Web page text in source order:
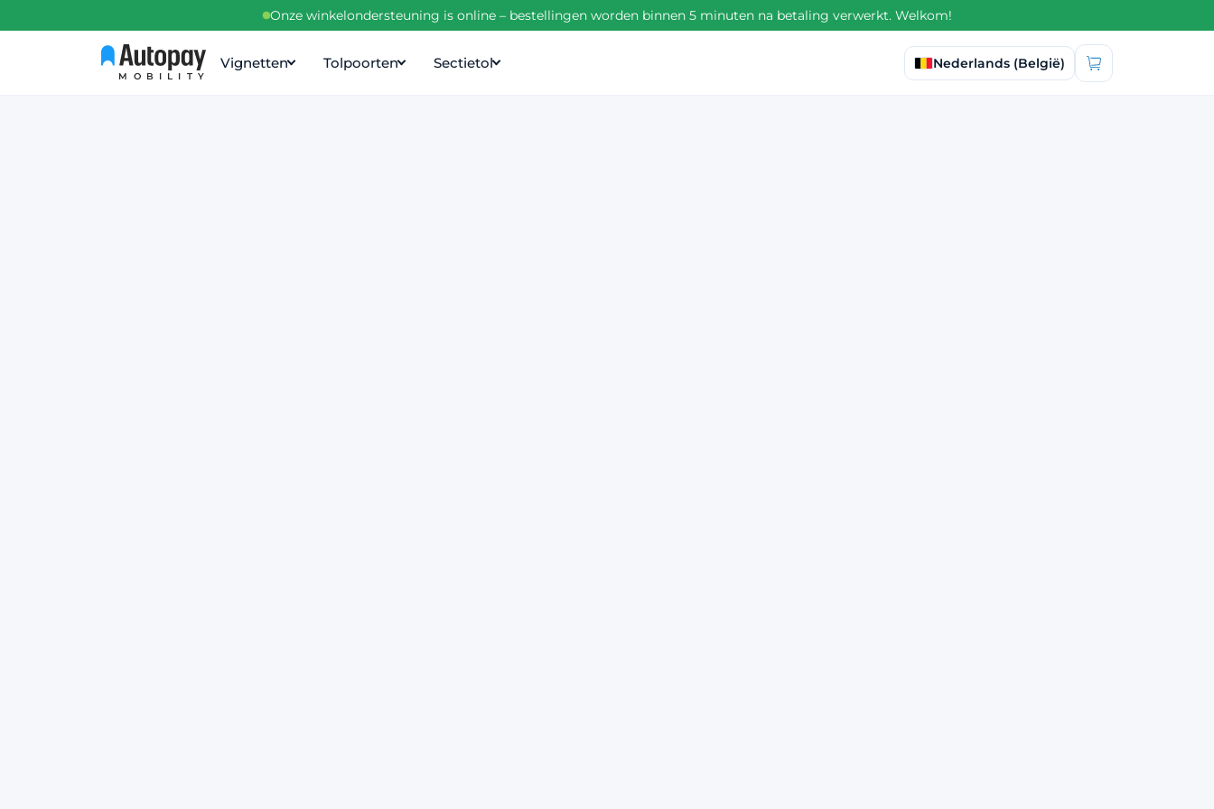
Onze winkelondersteuning is online – bestellingen worden binnen 5 minuten na betaling verwerkt. Welkom!
MOBILITY
Vignetten Tolpoorten Sectietol
Taal selecteren
Nederlands (België)